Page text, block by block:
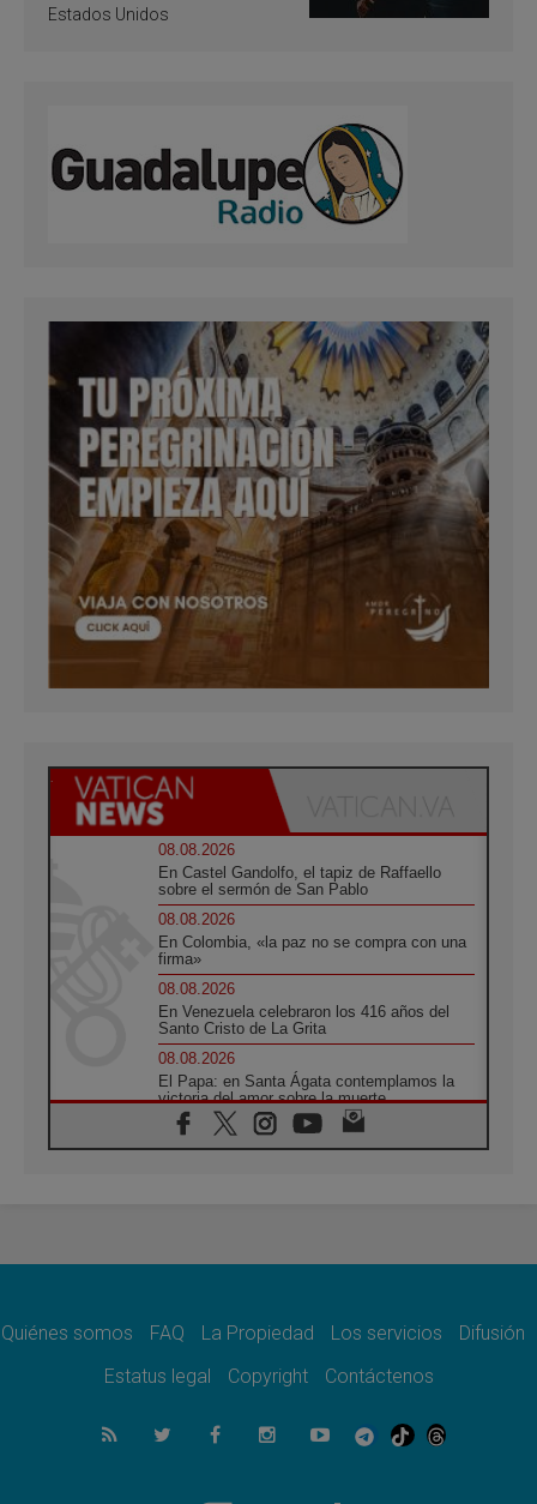
Estados Unidos
08.08.2026
En Castel Gandolfo, el tapiz de Raffaello
sobre el sermón de San Pablo
08.08.2026
En Colombia, «la paz no se compra con una
firma»
08.08.2026
En Venezuela celebraron los 416 años del
Santo Cristo de La Grita
08.08.2026
El Papa: en Santa Ágata contemplamos la
victoria del amor sobre la muerte
08.08.2026
León XIV visitará el Santuario de la Madre
07.08.2026
07.08.2026
el compromiso del cristiano"
La matanza de niños en Gaza no cesa: 300
muertos en 300 días
Tagle: La guerra desfigura el mundo, solo la
Quiénes somos FAQ La Propiedad Los servicios
Difusión
Estatus legal
Copyright Contáctenos